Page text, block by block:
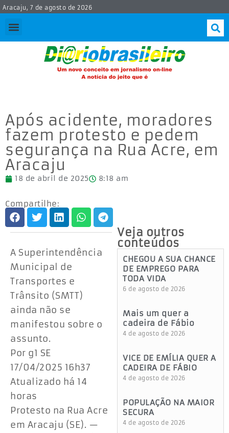
Aracaju, 7 de agosto de 2026
Após acidente, moradores
fazem protesto e pedem
segurança na Rua Acre, em
Aracaju
18 de abril de 2025 8:18 am
Compartilhe:
A Superintendência
Municipal de
Transportes e
Trânsito (SMTT)
ainda não se
manifestou sobre o
assunto.
Por g1 SE
17/04/2025 16h37
Atualizado há 14
horas
Protesto na Rua Acre
em Aracaju (SE). —
Veja outros
conteúdos
CHEGOU A SUA CHANCE
DE EMPREGO PARA
TODA VIDA
6 de agosto de 2026
Mais um quer a
cadeira de Fábio
4 de agosto de 2026
VICE DE EMÍLIA QUER A
CADEIRA DE FÁBIO
4 de agosto de 2026
POPULAÇÃO NA MAIOR
SECURA
4 de agosto de 2026